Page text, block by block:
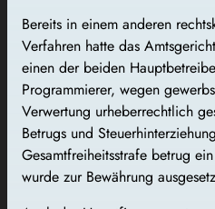
Bereits in einem anderen
Verfahren hatte das
einen der beiden
Programmierer, wegen
Verwertung urheberrechtlich
Betrugs und
Gesamtfreiheitsstrafe betrug
wurde zur Bewährung